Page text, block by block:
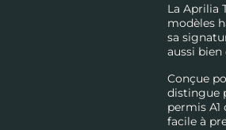
La Aprilia
modèles
sa
aussi
Conçue
distingue
permis
facile à